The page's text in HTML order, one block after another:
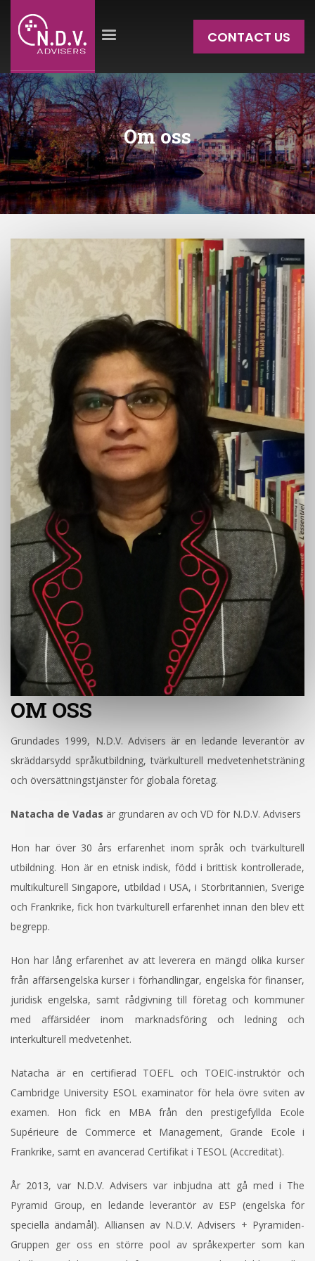
CONTACT US
Om oss
OM OSS
Grundades 1999, N.D.V. Advisers är en ledande leverantör av
skräddarsydd språkutbildning, tvärkulturell medvetenhetsträning
och översättningstjänster för globala företag.
Natacha de Vadas är grundaren av och VD för N.D.V. Advisers
Hon har över 30 års erfarenhet inom språk och tvärkulturell
utbildning. Hon är en etnisk indisk, född i brittisk kontrollerade,
multikulturell Singapore, utbildad i USA, i Storbritannien, Sverige
och Frankrike, fick hon tvärkulturell erfarenhet innan den blev ett
begrepp.
Hon har lång erfarenhet av att leverera en mängd olika kurser
från affärsengelska kurser i förhandlingar, engelska för finanser,
juridisk engelska, samt rådgivning till företag och kommuner
med affärsidéer inom marknadsföring och ledning och
interkulturell medvetenhet.
Natacha är en certifierad TOEFL och TOEIC-instruktör och
Cambridge University ESOL examinator för hela övre sviten av
examen. Hon fick en MBA från den prestigefyllda Ecole
Supérieure de Commerce et Management, Grande Ecole i
Frankrike, samt en avancerad Certifikat i TESOL (Accreditat).
År 2013, var N.D.V. Advisers var inbjudna att gå med i The
Pyramid Group, en ledande leverantör av ESP (engelska för
speciella ändamål). Alliansen av N.D.V. Advisers + Pyramiden-
Gruppen ger oss en större pool av språkexperter som kan